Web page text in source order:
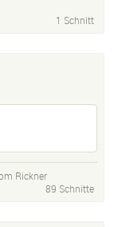
1 Schnitt
Rickner
89 Schnitte